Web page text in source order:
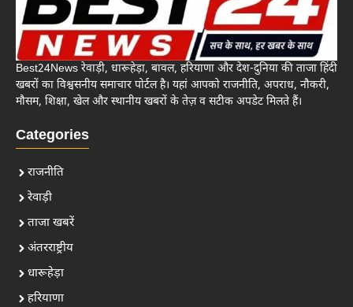
Best24News रेवाड़ी, धारूहेड़ा, बावल, हरियाणा और देश-दुनिया की ताजा हिंदी
खबरों का विश्वसनीय समाचार पोर्टल है। यहां आपको राजनीति, अपराध, नौकरी,
मौसम, शिक्षा, खेल और स्थानीय खबरों के तेज़ व सटीक अपडेट मिलते हैं।
Categories
राजनीति
रेवाड़ी
ताजा खबरें
अंतरराष्ट्रीय
धारूहेड़ा
हरियाणा